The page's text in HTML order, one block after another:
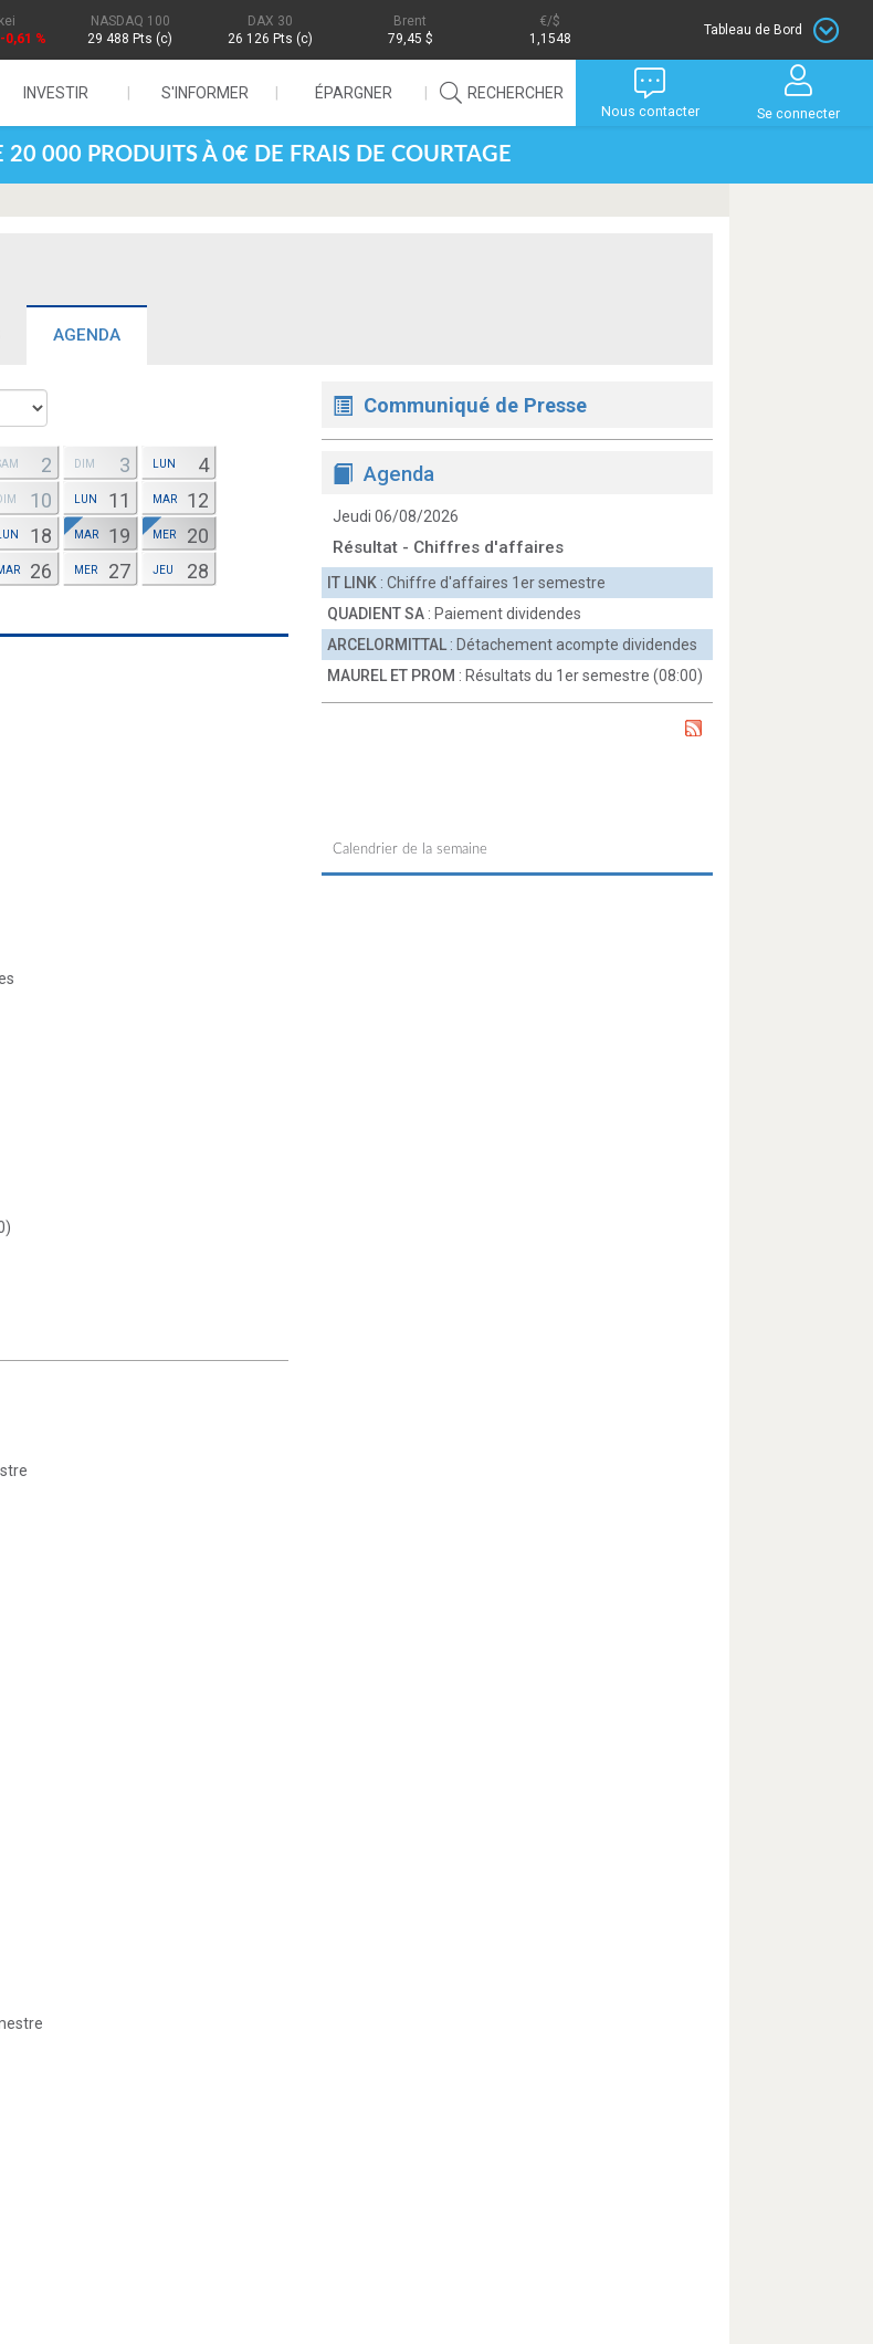
-0,61 %
NASDAQ 100
29 488 Pts (c)
DAX 30
26 126 Pts (c)
Brent
79,45 $
/$
1,1548
Tableau de Bord
INVESTIR S'INFORMER ÉPARGNER RECHERCHER
Nous contacter Se connecter
20 000 PRODUITS À 0€ DE FRAIS DE COURTAGE
AGENDA
2 DIM 3 LUN 4
10 LUN 11 MAR 12
LUN 18 MAR 19 MER 20
26 MER 27 JEU 28
Communiqué de Presse
Agenda
Jeudi 06/08/2026
Résultat - Chiffres d'affaires
IT LINK : Chiffre d'affaires 1er semestre
QUADIENT SA : Paiement dividendes
ARCELORMITTAL : Détachement acompte dividendes
MAUREL ET PROM : Résultats du 1er semestre (08:00)
Calendrier de la semaine